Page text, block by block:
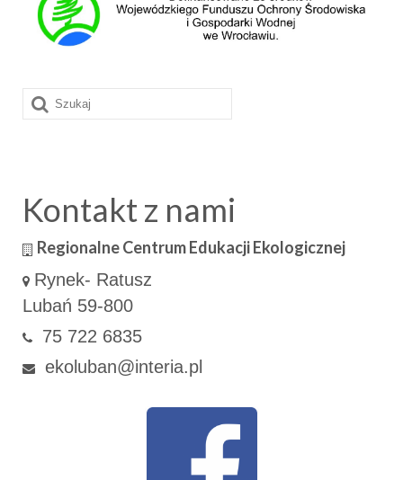
Szuklaj
w:
Kontakt z nami
Regionalne Centrum Edukacji Ekologicznej
Rynek- Ratusz
Lubań 59-800
75 722 6835
ekoluban@interia.pl